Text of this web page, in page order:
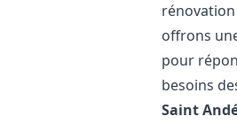
offrons
pour
besoins
Saint